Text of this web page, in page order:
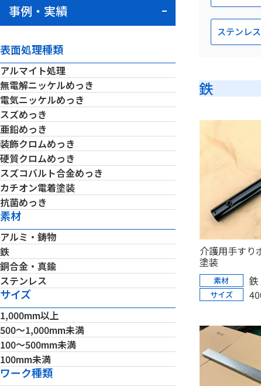
事例・実績
表面処理種類
アルマイト処理
無電解ニッケルめっき
電気ニッケルめっき
スズめっき
亜鉛めっき
装飾クロムめっき
硬質クロムめっき
スズコバルト合金めっき
カチオン電着塗装
抗菌めっき
素材
アルミ・鋳物
鉄
銅合金・真鍮
ステンレス
サイズ
1,000mm以上
500～1,000mm未満
100～500mm未満
100mm未満
ワーク種類
ステンレス
鉄
介護用手すり
塗装
素材 鉄
サイズ